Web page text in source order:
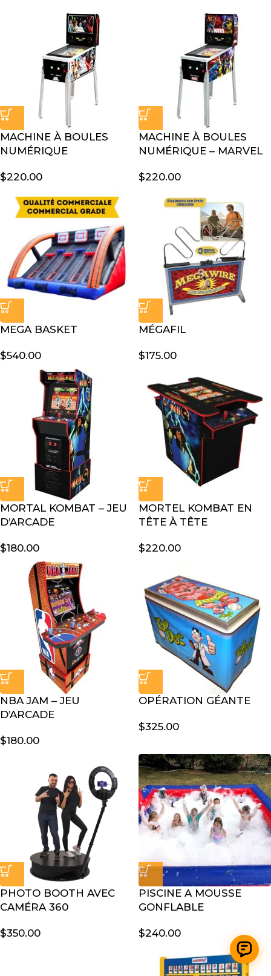
MACHINE À BOULES
NUMÉRIQUE
$220.00
MACHINE À BOULES
NUMÉRIQUE – MARVEL
$220.00
MEGA BASKET
$540.00
MÉGAFIL
$175.00
MORTAL KOMBAT – JEU
D’ARCADE
$180.00
MORTEL KOMBAT EN
TÊTE À TÊTE
$220.00
NBA JAM – JEU
D’ARCADE
$180.00
OPÉRATION GÉANTE
$325.00
PHOTO BOOTH AVEC
CAMÉRA 360
$350.00
PISCINE A MOUSSE
GONFLABLE
$240.00